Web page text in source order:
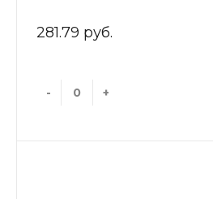
281.79 руб.
-
+